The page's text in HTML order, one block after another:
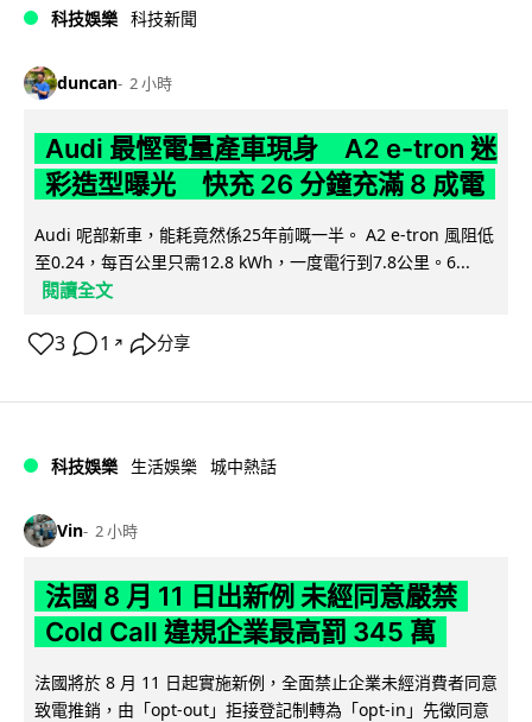
科技娛樂 科技新聞
duncan 2 小時
Audi 最慳電量產車現身 A2 e-tron 迷
彩造型曝光 快充 26 分鐘充滿 8 成電
Audi 呢部新車，能耗竟然係25年前嘅一半。 A2 e-tron 風阻低
至0.24，每百公里只需12.8 kWh，一度電行到7.8公里。6...
閱讀全文
3 1 ↗ 分享
科技娛樂 生活娛樂 城中熱話
Vin 2 小時
法國 8 月 11 日出新例 未經同意嚴禁
Cold Call 違規企業最高罰 345 萬
法國將於 8 月 11 日起實施新例，全面禁止企業未經消費者同意
致電推銷，由「opt-out」拒接登記制轉為「opt-in」先徵同意